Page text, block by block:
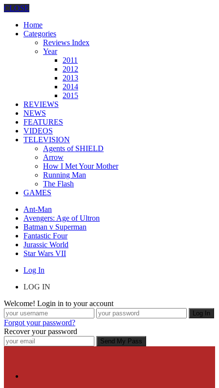
CLOSE
Home
Categories
Reviews Index
Year
2011
2012
2013
2014
2015
REVIEWS
NEWS
FEATURES
VIDEOS
TELEVISION
Agents of SHIELD
Arrow
How I Met Your Mother
Running Man
The Flash
GAMES
Ant-Man
Avengers: Age of Ultron
Batman v Superman
Fantastic Four
Jurassic World
Star Wars VII
Log In
LOG IN
Welcome! Login in to your account
Forgot your password?
Recover your password